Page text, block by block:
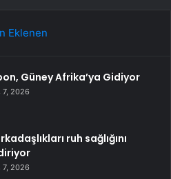
Eklenen
Güney Afrika’ya Gidiyor
7, 2026
ruh sağlığını
7, 2026